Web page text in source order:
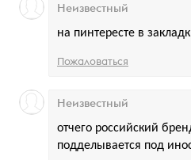
на пинтересте в
Неизвестный
Пожаловаться
отчего российский
подделывается под
Неизвестный